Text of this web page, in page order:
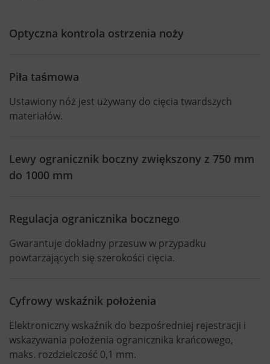
Optyczna kontrola ostrzenia noży
Piła taśmowa
Ustawiony nóż jest używany do cięcia twardszych
materiałów.
Lewy ogranicznik boczny zwiększony z 750 mm
do 1000 mm
Regulacja ogranicznika bocznego
Gwarantuje dokładny przesuw w przypadku
powtarzających się szerokości cięcia.
Cyfrowy wskaźnik położenia
Elektroniczny wskaźnik do bezpośredniej rejestracji i
wskazywania położenia ogranicznika krańcowego,
maks. rozdzielczość 0,1 mm.